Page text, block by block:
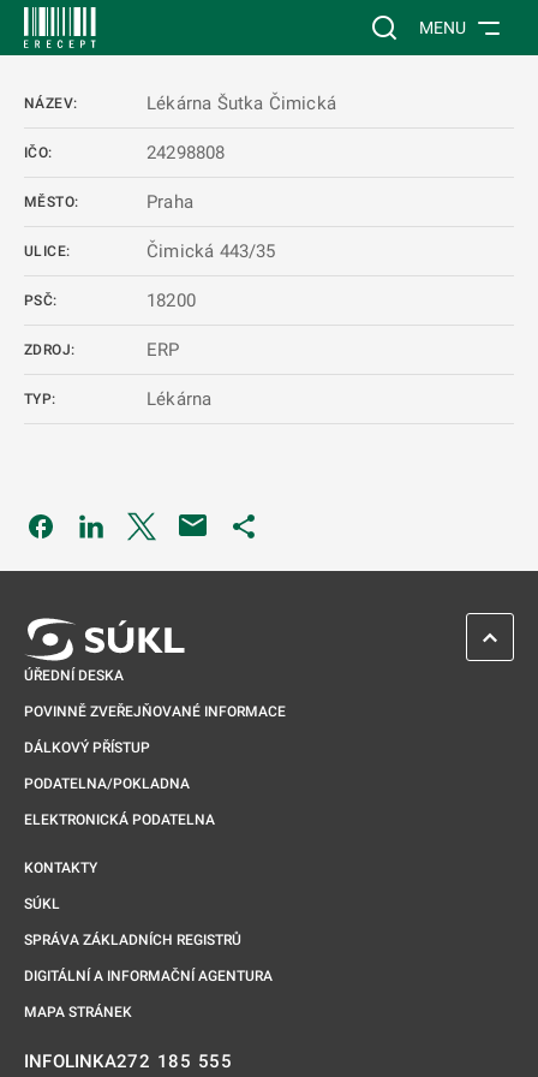
Vyhledávání na
MENU
NÁZEV: Lékárna Šutka Čimická
IČO: 24298808
MĚSTO: Praha
ULICE: Čimická 443/35
PSČ: 18200
ZDROJ: ERP
TYP: Lékárna
Odkaz se otevře na nové kartě
Odkaz se otevře na nové kartě
Odkaz se otevře na nové kartě
ÚŘEDNÍ DESKA
POVINNĚ ZVEŘEJŇOVANÉ INFORMACE
DÁLKOVÝ PŘÍSTUP
PODATELNA/POKLADNA
ELEKTRONICKÁ PODATELNA
KONTAKTY
SÚKL
SPRÁVA ZÁKLADNÍCH REGISTRŮ
DIGITÁLNÍ A INFORMAČNÍ AGENTURA
MAPA STRÁNEK
INFOLINKA272 185 555
ZPĚT